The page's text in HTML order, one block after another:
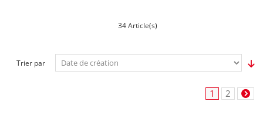
34 Article(s)
Trier par
1 2